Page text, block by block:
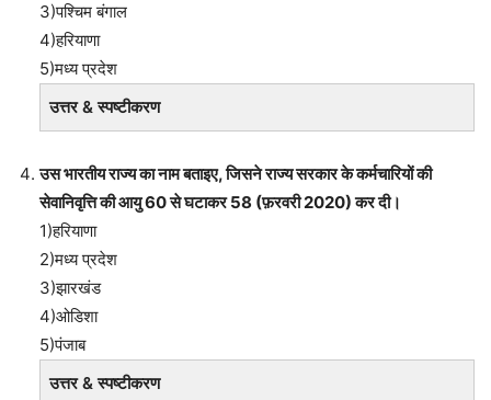
3)पश्चिम बंगाल
4)हरियाणा
5)मध्य प्रदेश
उत्तर & स्पष्टीकरण
उस भारतीय राज्य का नाम बताइए, जिसने राज्य सरकार के कर्मचारियों की
सेवानिवृत्ति की आयु 60 से घटाकर 58 (फ़रवरी 2020) कर दी।
1)हरियाणा
2)मध्य प्रदेश
3)झारखंड
4)ओडिशा
5)पंजाब
उत्तर & स्पष्टीकरण